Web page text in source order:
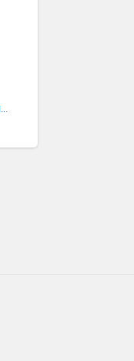
программа секции "Нейронауки и когнитивные науки" Научной конференции "Ломоносовские чтения-2018"